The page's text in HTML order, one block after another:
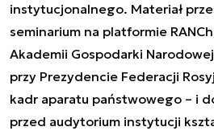
instytucjonalnego. Materiał
seminarium na platformie
Akademii Gospodarki Narodowej
przy Prezydencie Federacji
kadr aparatu państwowego – i
przed audytorium instytucji